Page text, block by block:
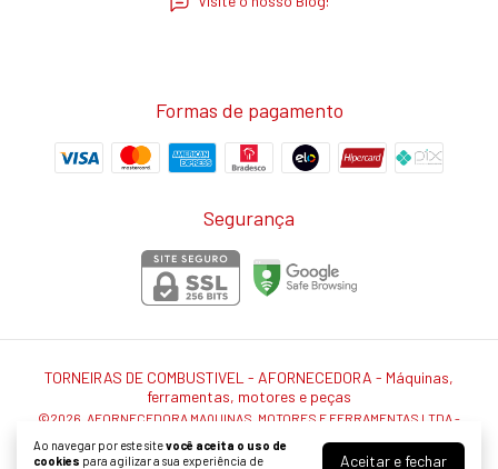
Ao navegar por este sitevocê aceita o uso de
cookies para agilizar a sua experiência de Aceitar e fechar
Formas de pagamento
Segurança
TORNEIRAS DE COMBUSTIVEL - AFORNECEDORA - Máquinas,
ferramentas, motores e peças
©2026. AFORNECEDORA MAQUINAS, MOTORES E FERRAMENTAS LTDA -